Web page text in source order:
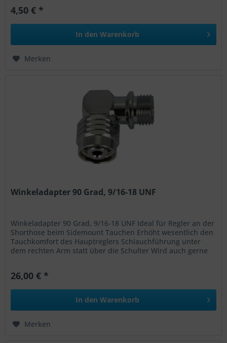
4,50 € *
In den Warenkorb
Merken
Winkeladapter 90 Grad, 9/16-18 UNF
Winkeladapter 90 Grad, 9/16-18 UNF Ideal für Regler an der
Shorthose beim Sidemount Tauchen Erhöht wesentlich den
Tauchkomfort des Hauptreglers Schlauchführung unter
dem rechten Arm statt über die Schulter Wird auch gerne
26,00 € *
In den Warenkorb
Merken